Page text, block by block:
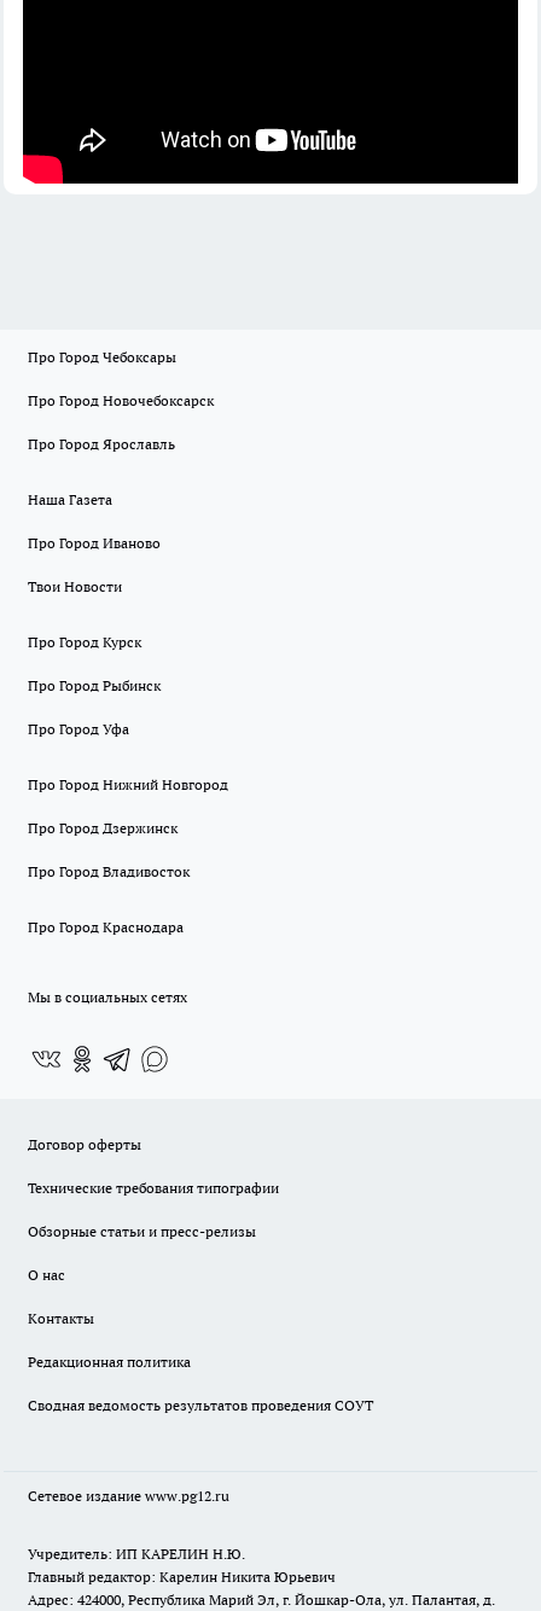
Про Город Чебоксары
Про Город Новочебоксарск
Про Город Ярославль
Наша Газета
Про Город Иваново
Твои Новости
Про Город Курск
Про Город Рыбинск
Про Город Уфа
Про Город Нижний Новгород
Про Город Дзержинск
Про Город Владивосток
Про Город Краснодара
Мы в социальных сетях
Договор оферты
Технические требования типографии
Обзорные статьи и пресс-релизы
О нас
Контакты
Редакционная политика
Сводная ведомость результатов проведения СОУТ
Сетевое издание www.pg12.ru
Учредитель: ИП КАРЕЛИН Н.Ю.
Главный редактор: Карелин Никита Юрьевич
Адрес: 424000, Республика Марий Эл, г. Йошкар-Ола, ул. Палантая, д.